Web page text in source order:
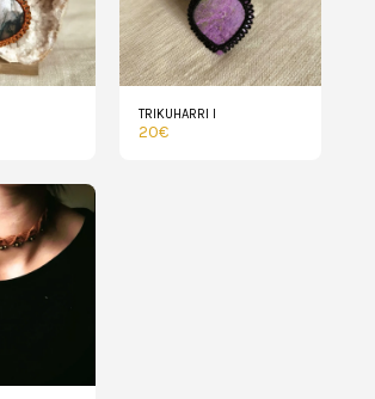
TRIKUHARRI I
20€